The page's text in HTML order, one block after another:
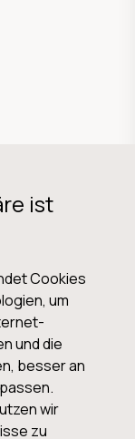
ist
Cookies
um
und die
besser an
wir
zu
Sie
und tolle